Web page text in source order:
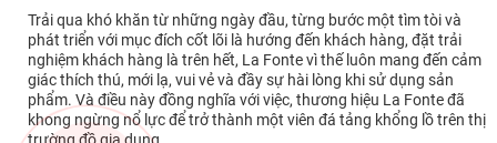
Trải qua khó khăn từ những ngày đầu, từng bước một tìm tòi và
phát triển với mục đích cốt lõi là hướng đến khách hàng, đặt trải
nghiệm khách hàng là trên hết, La Fonte vì thế luôn mang đến cảm
giác thích thú, mới lạ, vui vẻ và đầy sự hài lòng khi sử dụng sản
phẩm. Và điều này đồng nghĩa với việc, thương hiệu La Fonte đã
khong ngừng nổ lực để trở thành một viên đá tảng khổng lồ trên thị